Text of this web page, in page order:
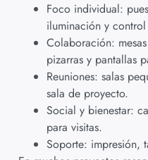
Foco individual:
iluminación y
Colaboración:
pizarras y pantallas
Reuniones: salas
sala de proyecto.
Social y bienestar:
para visitas.
Soporte: impresión,